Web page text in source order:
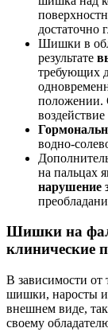
достаточно
Шишки в
результате
требующих
положении.
водно-
на пальцах
нарушение
Шишки на
клинические
В зависимости от
шишки, наросты
внешнем виде,
своему